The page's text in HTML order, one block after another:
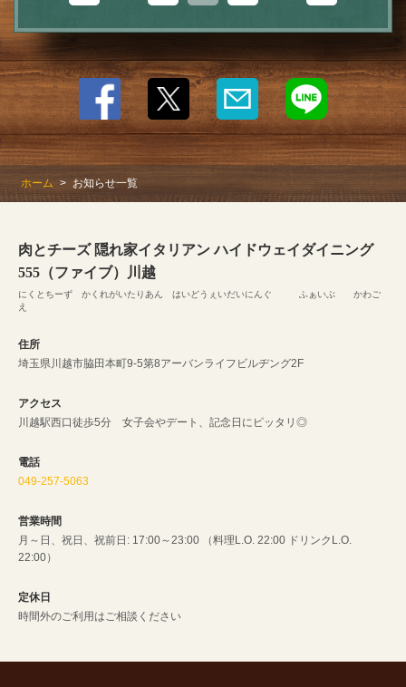
ホーム お知らせ一覧
肉とチーズ 隠れ家イタリアン ハイドウェイダイニング
555（ファイブ）川越
にくとちーず かくれがいたりあん はいどうぇいだいにんぐ ふぁいぶ かわご
え
住所
埼玉県川越市脇田本町9-5第8アーバンライフビルヂング2F
アクセス
川越駅西口徒歩5分 女子会やデート、記念日にピッタリ◎
電話
049-257-5063
営業時間
月～日、祝日、祝前日: 17:00～23:00 （料理L.O. 22:00 ドリンクL.O.
22:00）
定休日
時間外のご利用はご相談ください